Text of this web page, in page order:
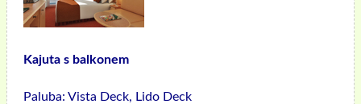
Kajuta s balkonem
Paluba: Vista Deck, Lido Deck